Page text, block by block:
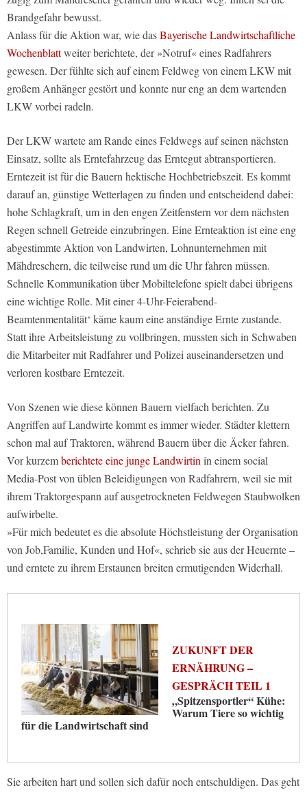
Brandgefahr bewusst.
Anlass für die Aktion war, wie dasBayerische Landwirtschaftliche
Wochenblattweiter berichtete, der »Notruf« eines Radfahrers
gewesen. Der fühlte sich auf einem Feldweg von einem LKW mit
großem Anhänger gestört und konnte nur eng an dem wartenden
LKW vorbei radeln.
Der LKW wartete am Rande eines Feldwegs auf seinen nächsten
Einsatz, sollte als Erntefahrzeug das Erntegut abtransportieren.
Erntezeit ist für die Bauern hektische Hochbetriebszeit. Es kommt
darauf an, günstige Wetterlagen zu finden und entscheidend dabei:
hohe Schlagkraft, um in den engen Zeitfenstern vor dem nächsten
Regen schnell Getreide einzubringen. Eine Ernteaktion ist eine eng
abgestimmte Aktion von Landwirten, Lohnunternehmen mit
Mähdreschern, die teilweise rund um die Uhr fahren müssen.
Schnelle Kommunikation über Mobiltelefone spielt dabei übrigens
eine wichtige Rolle. Mit einer 4-Uhr-Feierabend-
Beamtenmentalität‘ käme kaum eine anständige Ernte zustande.
Statt ihre Arbeitsleistung zu vollbringen, mussten sich in Schwaben
die Mitarbeiter mit Radfahrer und Polizei auseinandersetzen und
verloren kostbare Erntezeit.
Von Szenen wie diese können Bauern vielfach berichten. Zu
Angriffen auf Landwirte kommt es immer wieder. Städter klettern
schon mal auf Traktoren, während Bauern über die Äcker fahren.
Vor kurzemberichtete eine junge Landwirtin in einem social
Media-Post von üblen Beleidigungen von Radfahrern, weil sie mit
ihrem Traktorgespann auf ausgetrockneten Feldwegen Staubwolken
aufwirbelte.
»Für mich bedeutet es die absolute Höchstleistung der Organisation
von Job,Familie, Kunden und Hof«, schrieb sie aus der Heuernte –
und erntete zu ihrem Erstaunen breiten ermutigenden Widerhall.
ZUKUNFT DER
ERNÄHRUNG –
GESPRÄCH TEIL 1
„Spitzensportler“ Kühe:
Warum Tiere so wichtig
für die Landwirtschaft sind
Sie arbeiten hart und sollen sich dafür noch entschuldigen. Das geht